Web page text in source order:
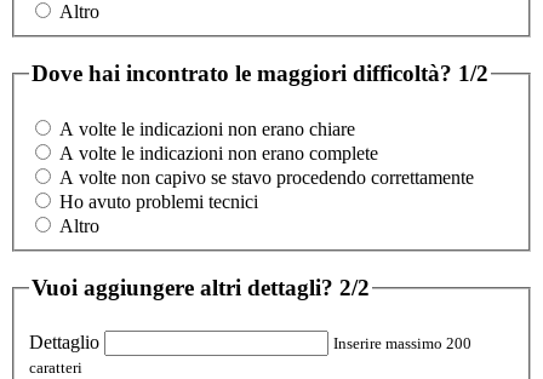
Altro
Dove hai incontrato le maggiori difficoltà? 1/2
A volte le indicazioni non erano chiare
A volte le indicazioni non erano complete
A volte non capivo se stavo procedendo correttamente
Ho avuto problemi tecnici
Altro
Vuoi aggiungere altri dettagli? 2/2
Dettaglio
Inserire massimo 200
caratteri